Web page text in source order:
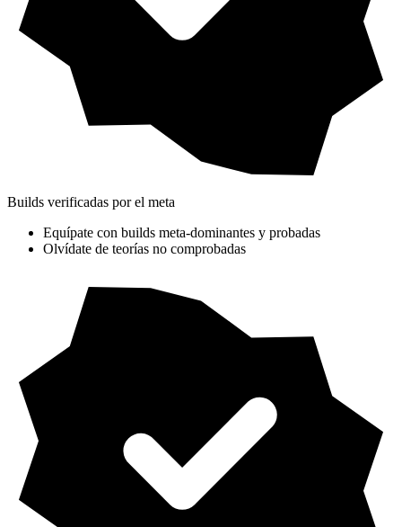
Builds verificadas por el meta
Equípate con builds meta-dominantes y probadas
Olvídate de teorías no comprobadas